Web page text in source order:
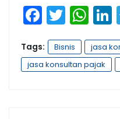
Tags: Bisnis
jasa
jasa konsultan pajak